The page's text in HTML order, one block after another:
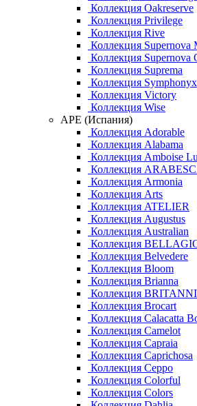
Коллекция Oakreserve
Коллекция Privilege
Коллекция Rive
Коллекция Supernova
Коллекция Supernova
Коллекция Suprema
Коллекция Symphonyx
Коллекция Victory
Коллекция Wise
APE (Испания)
Коллекция Adorable
Коллекция Alabama
Коллекция Amboise
Коллекция
Коллекция Armonia
Коллекция Arts
Коллекция ATELIER
Коллекция Augustus
Коллекция Australian
Коллекция
Коллекция Belvedere
Коллекция Bloom
Коллекция Brianna
Коллекция
Коллекция Brocart
Коллекция Calacatta
Коллекция Camelot
Коллекция Capraia
Коллекция Caprichosa
Коллекция Ceppo
Коллекция Colorful
Коллекция Colors